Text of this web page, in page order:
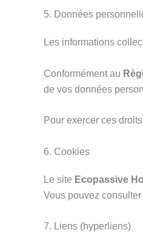
5. Données
Les informations
Conformément au
de vos données
Pour exercer ces
6. Cookies
Le site Ecopassive
Vous pouvez consulter
7. Liens (hyperliens)